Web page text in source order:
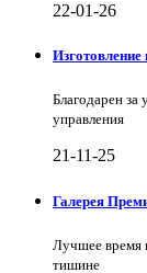
22-01-26
Благодарен за
управления
21-11-25
Галерея
Лучшее время
тишине